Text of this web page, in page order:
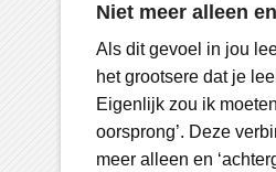
Niet meer alleen
Als dit gevoel in jou
het grootsere dat je
Eigenlijk zou ik
oorsprong’. Deze
meer alleen en